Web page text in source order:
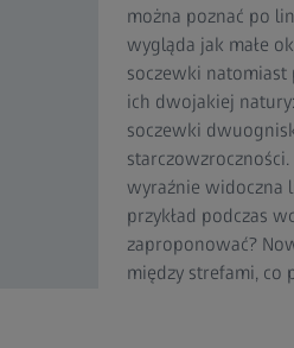
można poznać po
wygląda jak małe
soczewki
ich dwojakiej
soczewki
wyraźnie widoczna
przykład podczas
zaproponować?
między strefami, co